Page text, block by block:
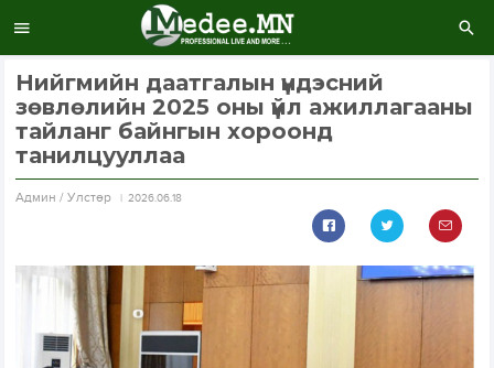
Нийгмийн даатгалын үндэсний
зөвлөлийн 2025 оны үйл ажиллагааны
тайланг байнгын хороонд
танилцууллаа
Aдмин / Улстөр 2026.06.18